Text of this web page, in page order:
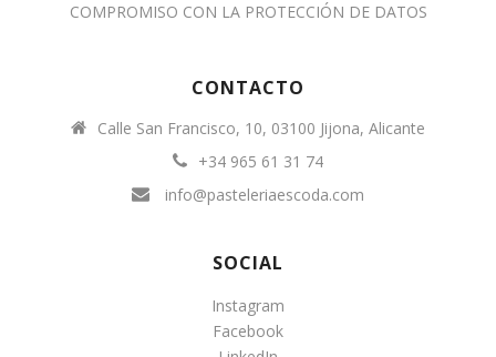
COMPROMISO CON LA PROTECCIÓN DE DATOS
CONTACTO
Calle San Francisco, 10, 03100 Jijona, Alicante
+34 965 61 31 74
info@pasteleriaescoda.com
SOCIAL
Instagram
Facebook